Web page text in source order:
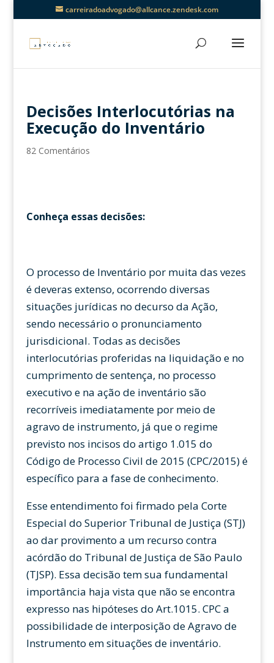
carreiradoadvogado@allcance.zendesk.com
Decisões Interlocutórias na
Execução do Inventário
82 Comentários
Conheça essas decisões:
O processo de Inventário por muita das vezes
é deveras extenso, ocorrendo diversas
situações jurídicas no decurso da Ação,
sendo necessário o pronunciamento
jurisdicional. Todas as decisões
interlocutórias proferidas na liquidação e no
cumprimento de sentença, no processo
executivo e na ação de inventário são
recorríveis imediatamente por meio de
agravo de instrumento, já que o regime
previsto nos incisos do artigo 1.015 do
Código de Processo Civil de 2015 (CPC/2015) é
específico para a fase de conhecimento.
Esse entendimento foi firmado pela Corte
Especial do Superior Tribunal de Justiça (STJ)
ao dar provimento a um recurso contra
acórdão do Tribunal de Justiça de São Paulo
(TJSP). Essa decisão tem sua fundamental
importância haja vista que não se encontra
expresso nas hipóteses do Art.1015. CPC a
possibilidade de interposição de Agravo de
Instrumento em situações de inventário.